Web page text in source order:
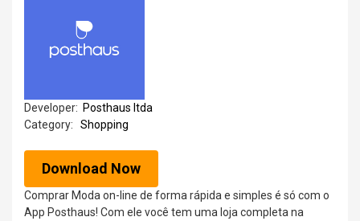
Developer: Posthaus ltda
Category:
Shopping
Download Now
Comprar Moda on-line de forma rápida e simples é só com o
App Posthaus! Com ele você tem uma loja completa na